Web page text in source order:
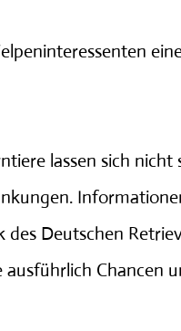
lassen sich nicht
Deutschen
Chancen